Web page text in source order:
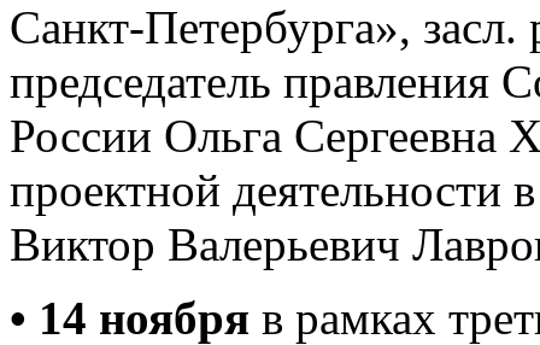
Санкт-Петербурга»,
председатель правления
России Ольга Сергеевна
проектной
Виктор Валерьевич
• 14 ноября в рамках